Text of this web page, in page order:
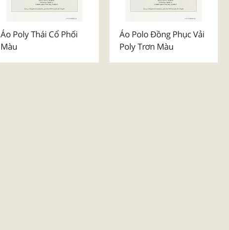
Áo Poly Thái Cổ Phối
Màu
Áo Polo Đồng Phục Vải
Poly Trơn Màu